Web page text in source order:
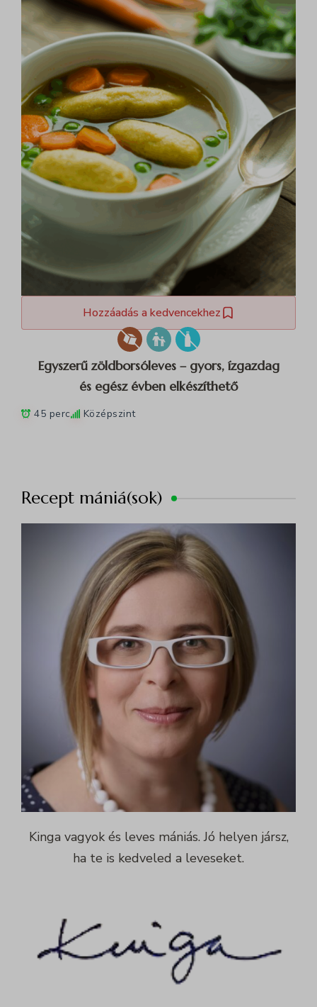
Hozzáadás a kedvencekhez
Egyszerű zöldborsóleves – gyors, ízgazdag
és egész évben elkészíthető
45 perc Középszint
Recept mániá(sok)
Kinga vagyok és leves mániás. Jó helyen jársz,
ha te is kedveled a leveseket.